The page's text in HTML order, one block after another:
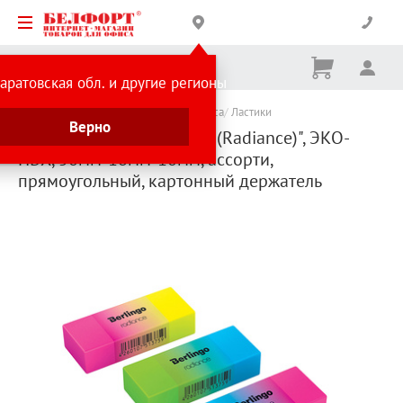
обл. и другие регионы
Верно
Корзина
Ничего
Каталог товаров Канцтовары для офиса Ластики
Ластик Berlingo, "Сияние (Radiance)", ЭКО-
ПВХ, 50мм*18мм*10мм, ассорти,
прямоугольный, картонный держатель